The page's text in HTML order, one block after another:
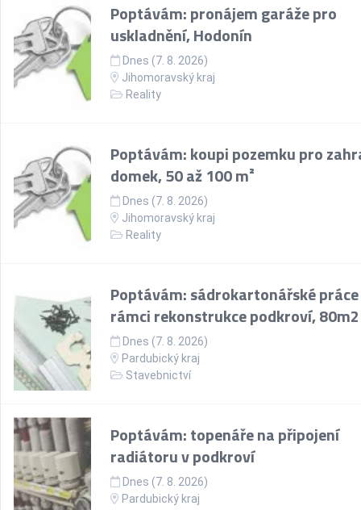
Poptávám: pronájem garáže pro
uskladnění, Hodonín
Dnes (7. 8. 2026)
Jihomoravský kraj
Reality
Poptávám: koupi pozemku pro
domek, 50 až 100 m²
Dnes (7. 8. 2026)
Jihomoravský kraj
Reality
Poptávám: sádrokartonářské
rámci rekonstrukce podkroví, 80m2
Dnes (7. 8. 2026)
Pardubický kraj
Stavebnictví
Poptávám: topenáře na připojení
radiátoru v podkroví
Dnes (7. 8. 2026)
Pardubický kraj